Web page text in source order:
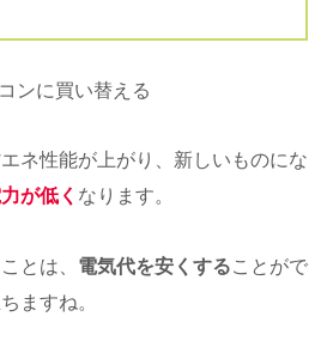
ンに買い替える
ネ性能が上がり、新しいものにな
が低く なります。
とは、 電気代を安くすることがで
ますね。